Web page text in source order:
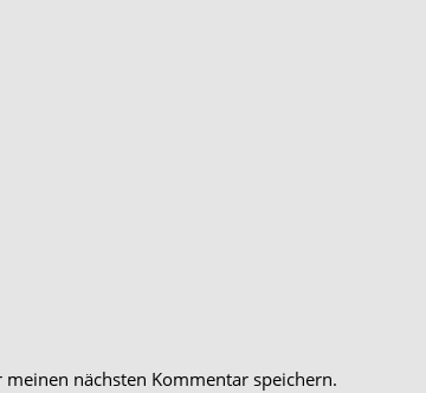
nächsten Kommentar speichern.